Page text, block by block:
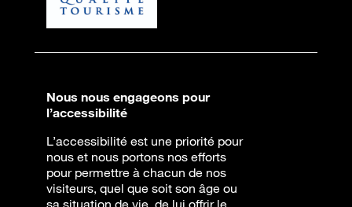
Nous nous engageons pour
l’accessibilité
L’accessibilité est une priorité pour
nous et nous portons nos efforts
pour permettre à chacun de nos
visiteurs, quel que soit son âge ou
sa situation de vie, de lui offrir le